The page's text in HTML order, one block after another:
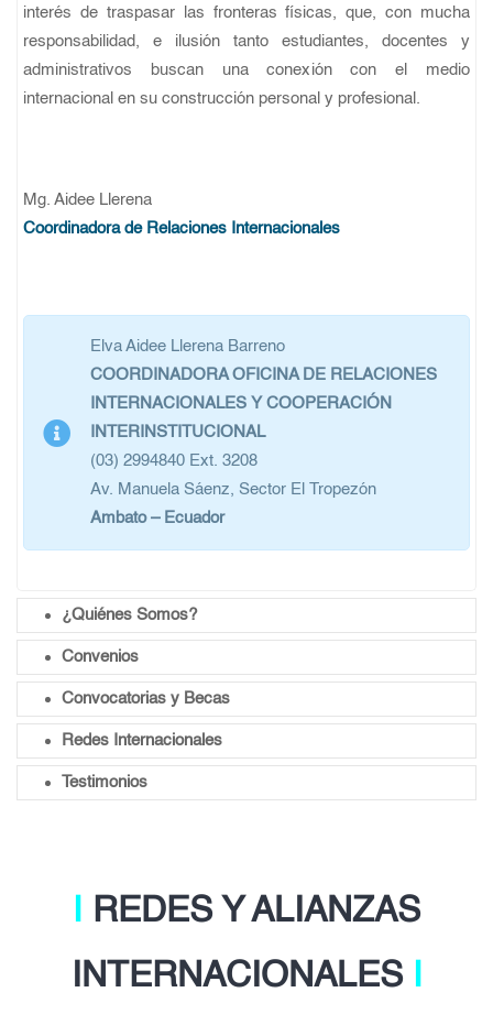
interés de traspasar las fronteras físicas, que, con mucha
responsabilidad, e ilusión tanto estudiantes, docentes y
administrativos buscan una conexión con el medio
internacional en su construcción personal y profesional.
Mg. Aidee Llerena
Coordinadora de Relaciones Internacionales
Elva Aidee Llerena Barreno
COORDINADORA OFICINA DE RELACIONES
INTERNACIONALES Y COOPERACIÓN
INTERINSTITUCIONAL
(03) 2994840 Ext. 3208
Av. Manuela Sáenz, Sector El Tropezón
Ambato – Ecuador
¿Quiénes Somos?
Convenios
Convocatorias y Becas
Redes Internacionales
Testimonios
REDES Y ALIANZAS
INTERNACIONALES